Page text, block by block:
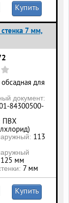
Купить
7 мм,
обсадная для
документ:
84300500-
ПВХ
113
125 мм
7 мм
Купить